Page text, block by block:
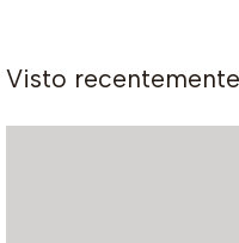
Visto recentemente